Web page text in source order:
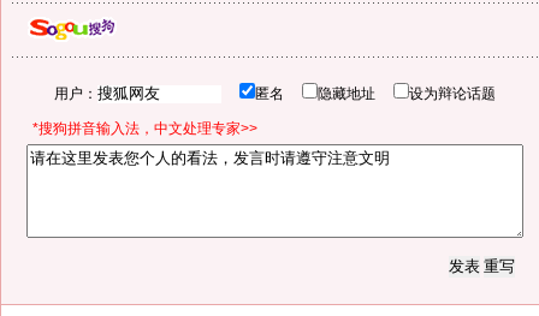
用户： 匿名 隐藏地址 设为辩论话题
*搜狗拼音输入法，中文处理专家>>